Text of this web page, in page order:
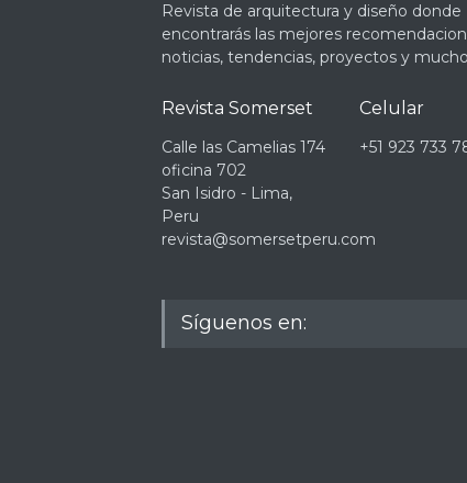
Revista de arquitectura y diseño donde
encontrarás las mejores
noticias, tendencias, proyectos y
Revista Somerset
Calle las Camelias 174
oficina 702
San Isidro - Lima,
Peru
revista@somersetperu.com
Celular
+51 923 733
Síguenos en: